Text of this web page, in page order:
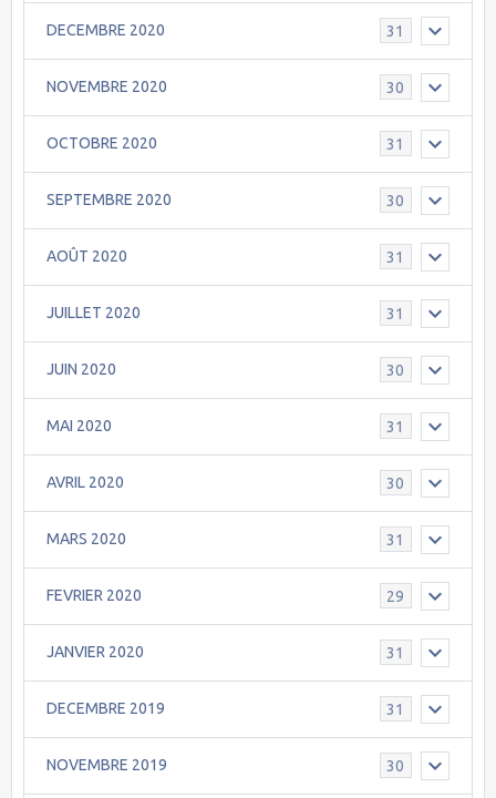
DECEMBRE 2020 31
NOVEMBRE 2020 30
OCTOBRE 2020 31
SEPTEMBRE 2020 30
AOÛT 2020 31
JUILLET 2020 31
JUIN 2020 30
MAI 2020 31
AVRIL 2020 30
MARS 2020 31
FEVRIER 2020 29
JANVIER 2020 31
DECEMBRE 2019 31
NOVEMBRE 2019 30